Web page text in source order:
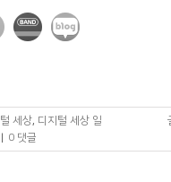
세상, 디지털 세상 일
| 0 댓글